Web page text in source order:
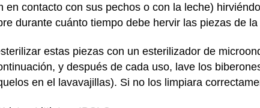
en contacto con sus pechos o con la leche)
durante cuánto tiempo debe hervir las piezas de la
estas piezas con un esterilizador de
y después de cada uso, lave los
en el lavavajillas). Si no los limpiara